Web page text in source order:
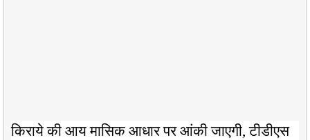
किराये की आय मासिक आधार पर आंकी जाएगी, टीडीएस